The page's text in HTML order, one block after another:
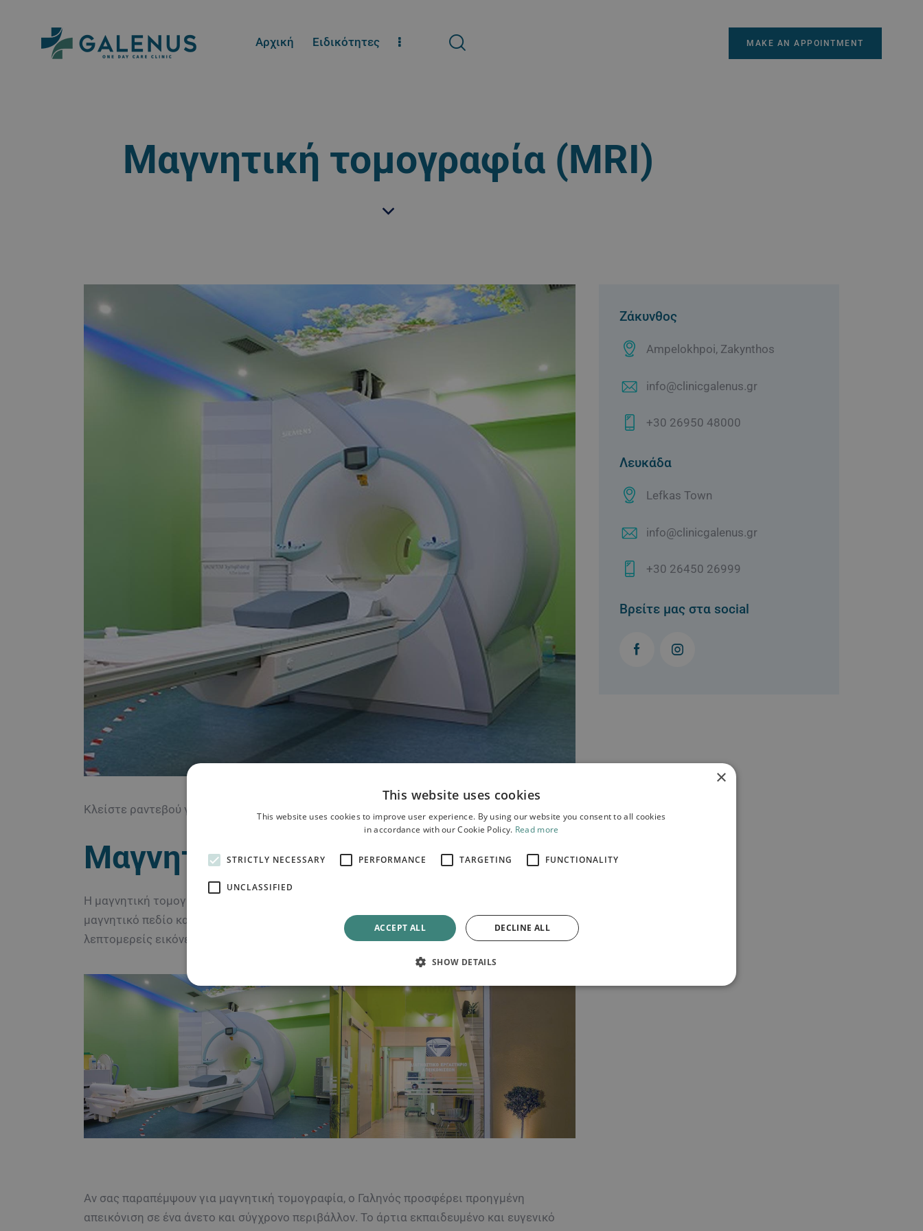
Αρχική Ειδικότητες MAKE AN APPOINTMENT
Μαγνητική τομογραφία (MRI)
Κλείστε ραντεβού για μαγνητική τομογραφία σήμερα.
Μαγνητική τομογραφία (MRI)
Η μαγνητική τομογραφία (MRI) είναι μια ιατρική τεχνική απεικόνισης που χρησιμοποιεί
μαγνητικό πεδίο και ραδιοκύματα που παράγονται από υπολογιστή για να δημιουργήσει
λεπτομερείς εικόνες των οργάνων και των ιστών στο σώμα σας.
Αν σας παραπέμψουν για μαγνητική τομογραφία, o Γαληνός προσφέρει προηγμένη
απεικόνιση σε ένα άνετο και σύγχρονο περιβάλλον. Το άρτια εκπαιδευμένο και ευγενικό
Ζάκυνθος
Ampelokhpoi, Zakynthos
info@clinicgalenus.gr
+30 26950 48000
Λευκάδα
Lefkas Town
info@clinicgalenus.gr
+30 26450 26999
Βρείτε μας στα social
×
This website uses cookies
This website uses cookies to improve user experience. By using our website you consent to all cookies
in accordance with our Cookie Policy. Read more
STRICTLY NECESSARY PERFORMANCE TARGETING FUNCTIONALITY
UNCLASSIFIED
ACCEPT ALL DECLINE ALL
SHOW DETAILS